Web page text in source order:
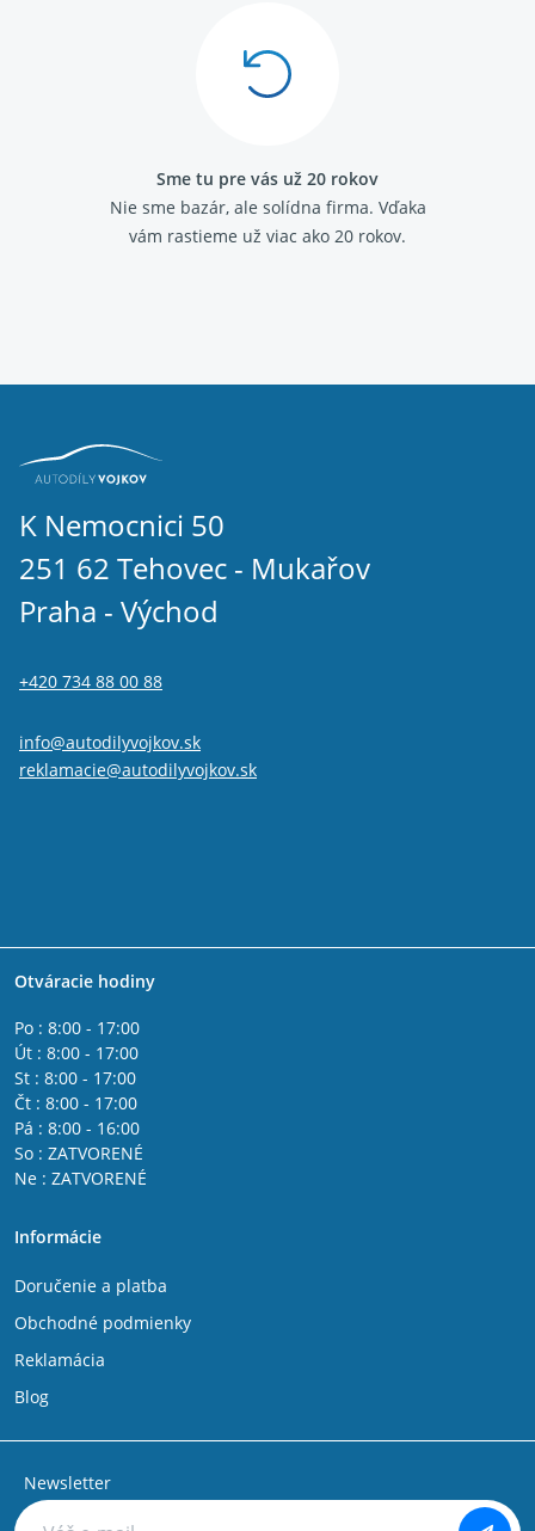
Sme tu pre vás už 20 rokov
Nie sme bazár, ale solídna firma. Vďaka
vám rastieme už viac ako 20 rokov.
K Nemocnici 50
251 62 Tehovec - Mukařov
Praha - Východ
+420 734 88 00 88
info@autodilyvojkov.sk
reklamacie@autodilyvojkov.sk
Otváracie hodiny
Po : 8:00 - 17:00
Út : 8:00 - 17:00
St : 8:00 - 17:00
Čt : 8:00 - 17:00
Pá : 8:00 - 16:00
So : ZATVORENÉ
Ne : ZATVORENÉ
Informácie
Doručenie a platba
Obchodné podmienky
Reklamácia
Blog
Newsletter